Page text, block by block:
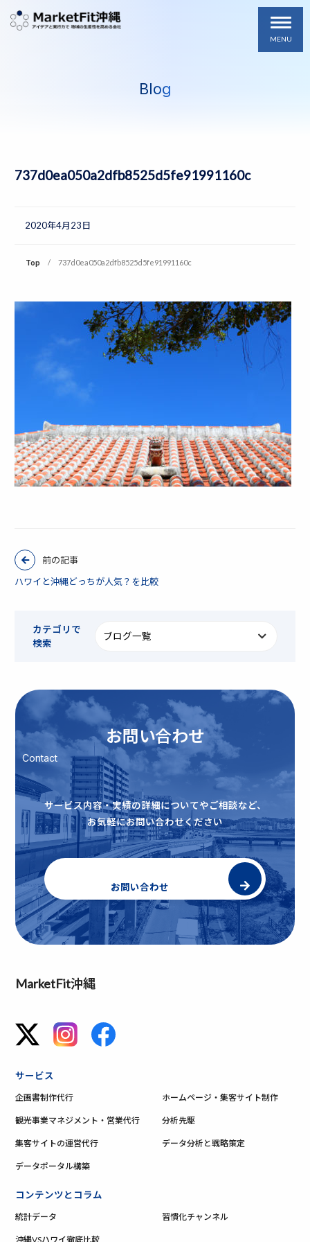
MENU
Blog
737d0ea050a2dfb8525d5fe91991160c
2020年4月23日
Top 737d0ea050a2dfb8525d5fe91991160c
前の記事
ハワイと沖縄どっちが人気？を比較
カテゴリで
検索
お問い合わせ
Contact
サービス内容・実績の詳細についてやご相談など、
お気軽にお問い合わせください
お問い合わせ
MarketFit沖縄
サービス
企画書制作代行 ホームページ・集客サイト制作
観光事業マネジメント・営業代行 分析先駆
集客サイトの運営代行 データ分析と戦略策定
データポータル構築
コンテンツとコラム
統計データ 習慣化チャンネル
沖縄VSハワイ徹底比較